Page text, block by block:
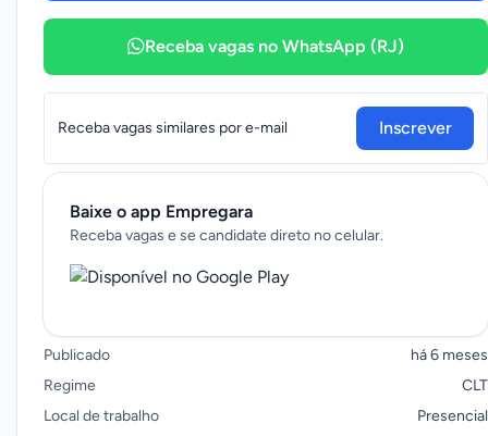
Receba vagas no WhatsApp (RJ)
Receba vagas similares por e-mail Inscrever
Baixe o app Empregara
Receba vagas e se candidate direto no celular.
Publicado
há 6 meses
Regime
CLT
Local de trabalho
Presencial